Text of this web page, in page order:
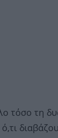
τόσο τη